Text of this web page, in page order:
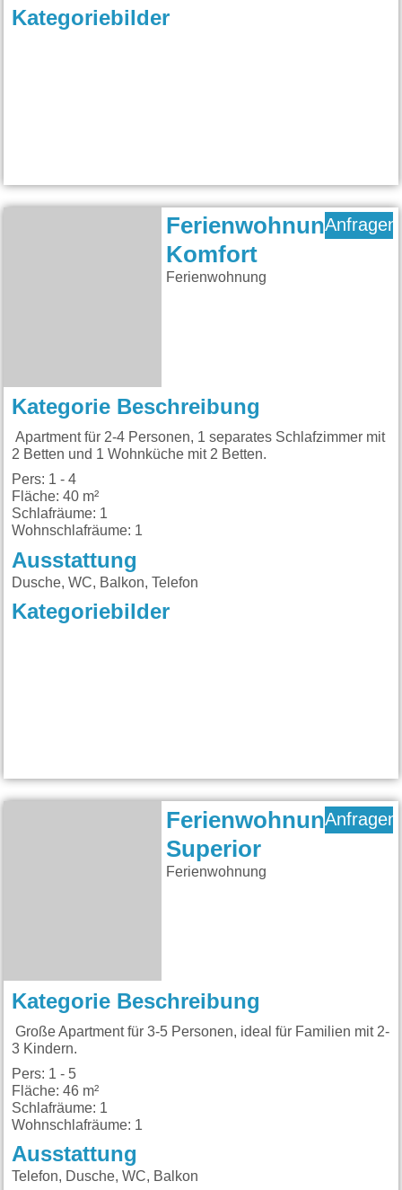
Kategoriebilder
Ferienwohnung
Komfort
Ferienwohnung
Anfragen
Kategorie Beschreibung
Apartment für 2-4 Personen, 1 separates Schlafzimmer mit
2 Betten und 1 Wohnküche mit 2 Betten.
Pers: 1 - 4
Fläche: 40 m²
Schlafräume: 1
Wohnschlafräume: 1
Ausstattung
Dusche, WC, Balkon, Telefon
Kategoriebilder
Ferienwohnung
Superior
Ferienwohnung
Anfragen
Kategorie Beschreibung
Große Apartment für 3-5 Personen, ideal für Familien mit 2-
3 Kindern.
Pers: 1 - 5
Fläche: 46 m²
Schlafräume: 1
Wohnschlafräume: 1
Ausstattung
Telefon, Dusche, WC, Balkon